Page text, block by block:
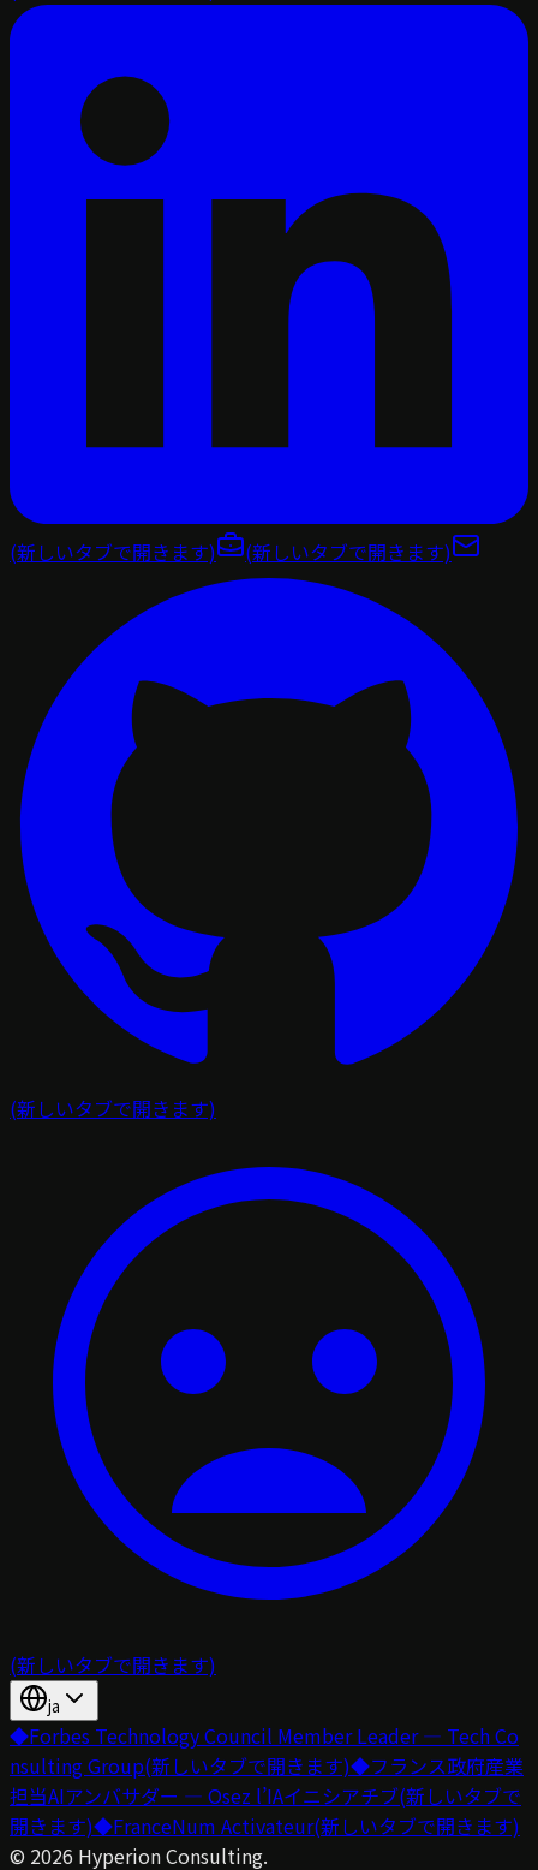
(新しいタブで開きます) (新しいタブで開きます)
(新しいタブで開きます)
(新しいタブで開きます)
ja
◆Forbes Technology Council Member Leader — Tech Co
nsulting Group(新しいタブで開きます)◆フランス政府産業
担当AIアンバサダー — Osez l’IAイニシアチブ(新しいタブで
開きます)◆FranceNum Activateur(新しいタブで開きます)
© 2026 Hyperion Consulting.